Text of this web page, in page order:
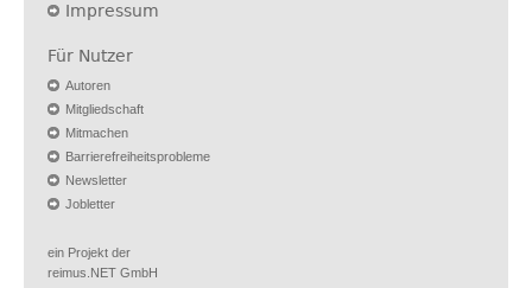
Impressum
Für Nutzer
Autoren
Mitgliedschaft
Mitmachen
Barrierefreiheitsprobleme
Newsletter
Jobletter
ein Projekt der
reimus.NET GmbH